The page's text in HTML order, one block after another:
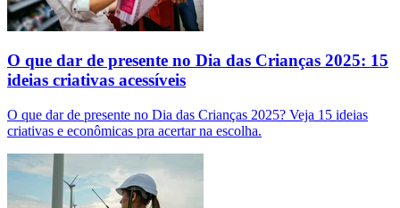
O que dar de presente no Dia das Crianças 2025: 15
ideias criativas acessíveis
O que dar de presente no Dia das Crianças 2025? Veja 15 ideias
criativas e econômicas pra acertar na escolha.